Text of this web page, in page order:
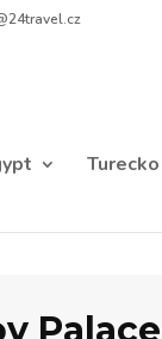
Turecko
Palace